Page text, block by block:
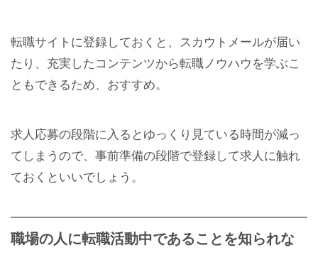
転職サイトに登録しておくと、スカウトメールが届い
たり、充実したコンテンツから転職ノウハウを学ぶこ
ともできるため、おすすめ。
求人応募の段階に入るとゆっくり見ている時間が減っ
てしまうので、事前準備の段階で登録して求人に触れ
ておくといいでしょう。
職場の人に転職活動中であることを知られな